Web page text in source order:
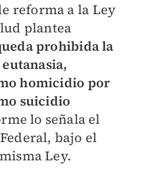
reforma a la Ley
plantea
prohibida la
homicidio por
suicidio
lo señala el
bajo el
Ley.